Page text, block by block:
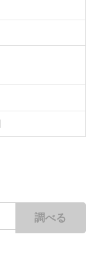
調べる